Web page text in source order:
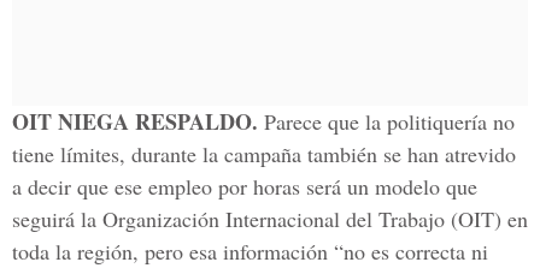
OIT NIEGA RESPALDO. Parece que la politiquería no
tiene límites, durante la campaña también se han atrevido
a decir que ese empleo por horas será un modelo que
seguirá la Organización Internacional del Trabajo (OIT) en
toda la región, pero esa información “no es correcta ni